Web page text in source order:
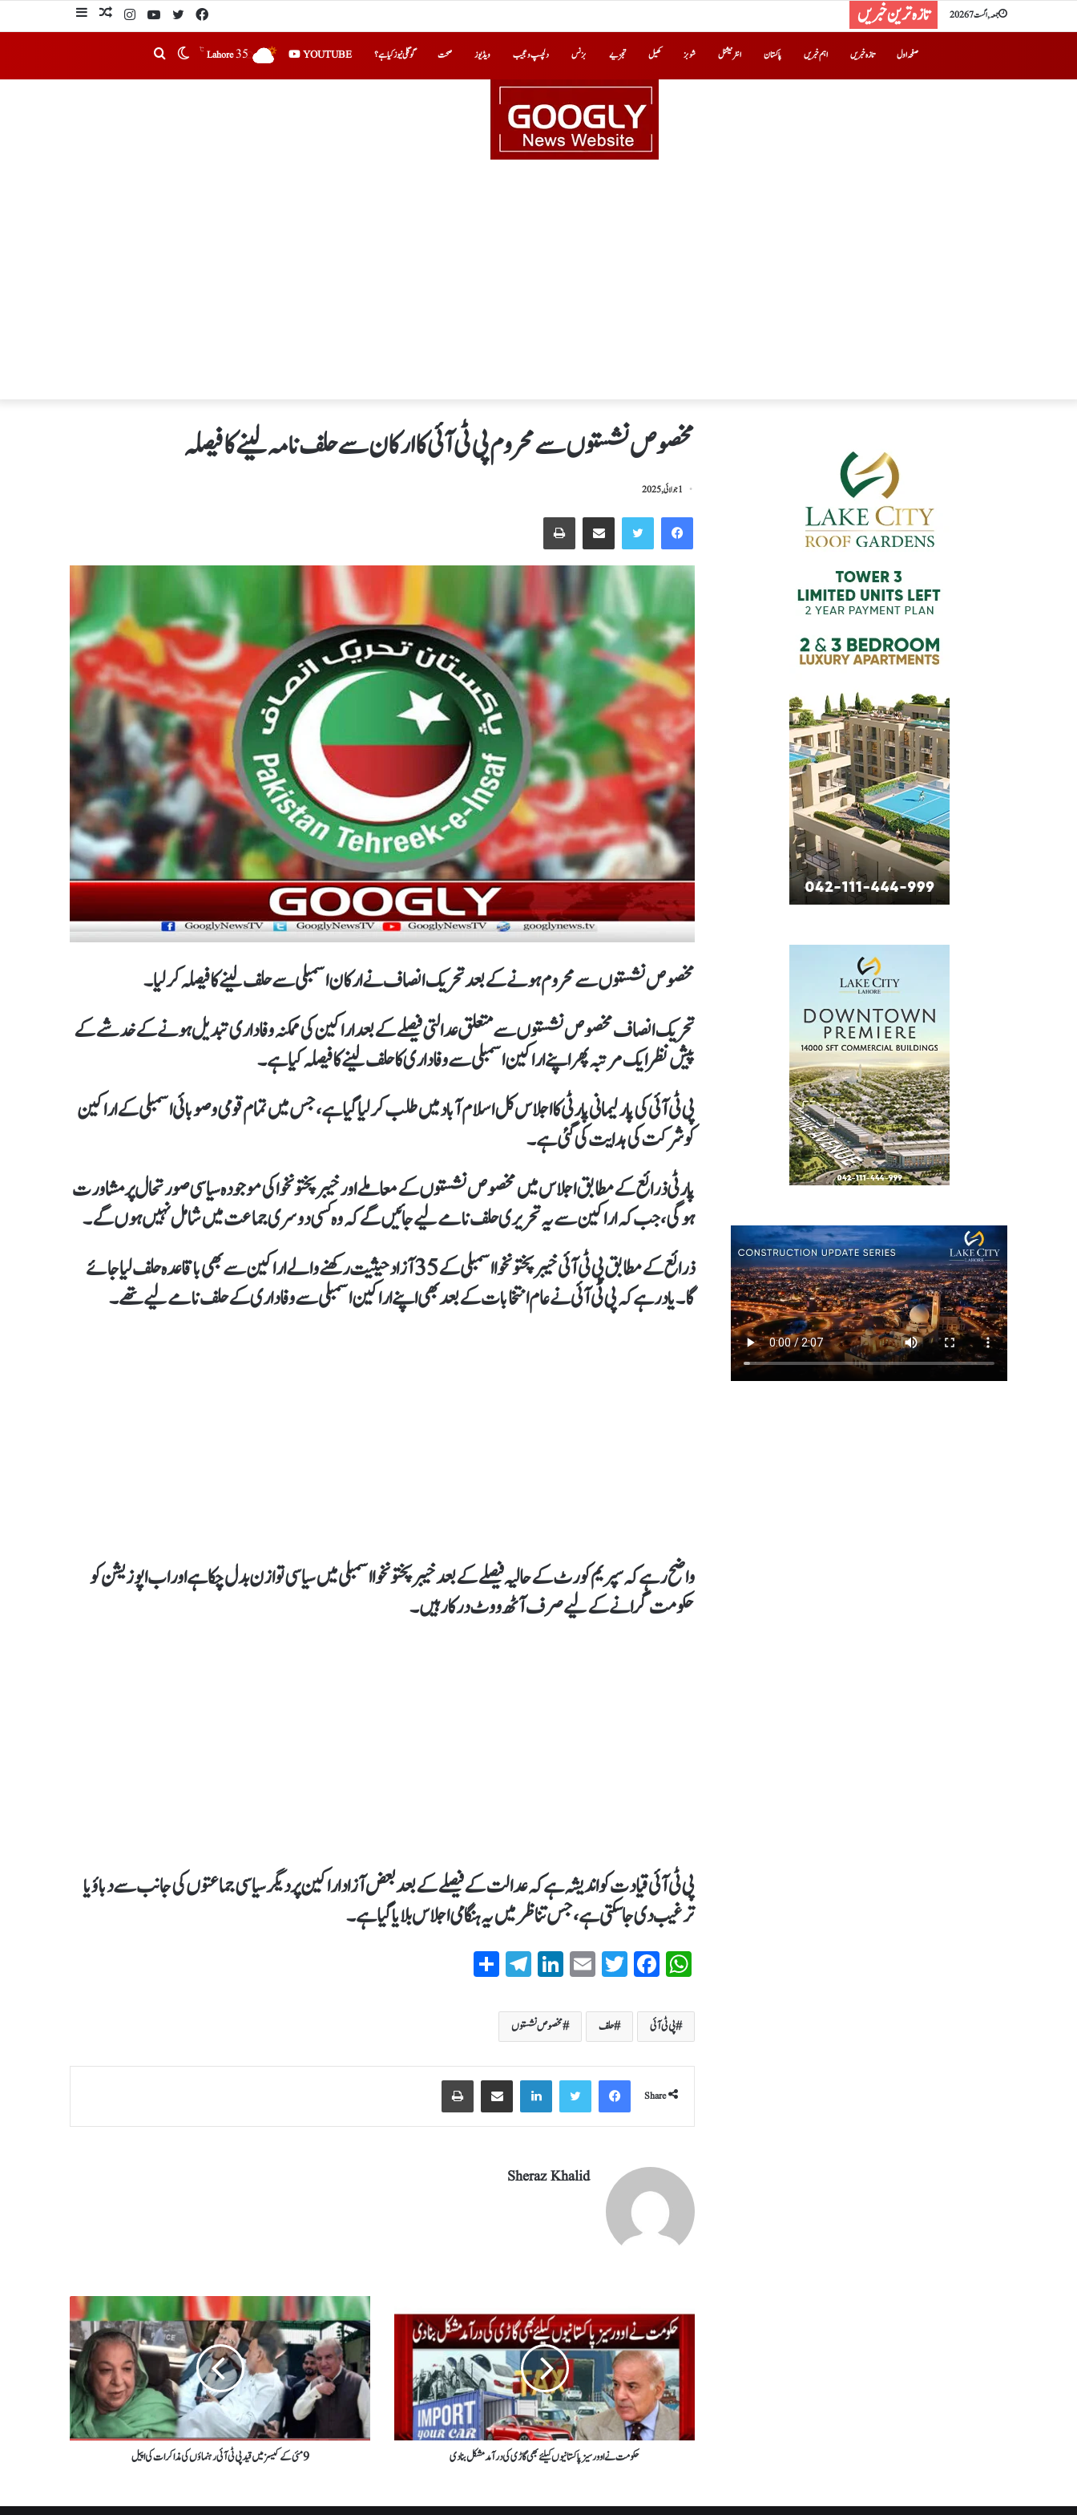
جمعہ, اگست 7 2026 تازہ ترین خبریں
صفحہ اول تازہ خبریں اہم خبریں پاکستان انٹرنیشنل شوبز کھیل تجزیے بزنس دلچسپ و عجیب ویڈیوز صحت گوگلی نیوز کیا ہے؟ YOUTUBE
Lahore35
℃
مخصوص نشستوں سےمحروم پی ٹی آئی کا ارکان سے حلف نامہ لینےکافیصلہ
1 جولائی, 2025
مخصوص نشستوں سے محروم ہونے کے بعدتحریک انصاف نے ارکان اسمبلی سے حلف لینےکا فیصلہ کرلیا۔
تحریک انصاف مخصوص نشستوں سے متعلق عدالتی فیصلے کے بعد اراکین کی ممکنہ وفاداری تبدیل ہونے کے خدشے کے
پیش نظر ایک مرتبہ پھر اپنے اراکین اسمبلی سے وفاداری کا حلف لینے کا فیصلہ کیا ہے۔
پی ٹی آئی کی پارلیمانی پارٹی کا اجلاس کل اسلام آباد میں طلب کر لیا گیا ہے، جس میں تمام قومی و صوبائی اسمبلی کے اراکین
کو شرکت کی ہدایت کی گئی ہے۔
پارٹی ذرائع کے مطابق اجلاس میں مخصوص نشستوں کے معاملے اور خیبر پختونخوا کی موجودہ سیاسی صورتحال پر مشاورت
ہوگی، جب کہ اراکین سے یہ تحریری حلف نامے لیے جائیں گے کہ وہ کسی دوسری جماعت میں شامل نہیں ہوں گے۔
ذرائع کے مطابق پی ٹی آئی خیبر پختونخوا اسمبلی کے 35 آزاد حیثیت رکھنے والے اراکین سے بھی باقاعدہ حلف لیا جائے
گا۔ یاد رہے کہ پی ٹی آئی نے عام انتخابات کے بعد بھی اپنے اراکین اسمبلی سے وفاداری کے حلف نامے لیے تھے۔
واضح رہے کہ سپریم کورٹ کے حالیہ فیصلے کے بعد خیبر پختونخوا اسمبلی میں سیاسی توازن بدل چکا ہے اور اب اپوزیشن کو
حکومت گرانے کے لیے صرف آٹھ ووٹ درکار ہیں۔
پی ٹی آئی قیادت کو اندیشہ ہے کہ عدالت کے فیصلے کے بعد بعض آزاد اراکین پر دیگر سیاسی جماعتوں کی جانب سے دباؤ یا
ترغیب دی جا سکتی ہے، جس تناظر میں یہ ہنگامی اجلاس بلایا گیا ہے۔
W
ha
ts
A
pp
Fa
ce
bo
ok
T
wi
tte
r
E
m
ail
Li
nk
ed
In
T
el
eg
ra
m
پی ٹی آئی حلف مخصوص نشستوں
Share
Sheraz Khalid
حکومت نےاوورسیزپاکستانیوں کیلئے بھی گاڑی کی درآمدمشکل بنادی 9 مئی کے کیسز میں قید پی ٹی آئی رہنماؤں کی مذاکرات کی اپیل